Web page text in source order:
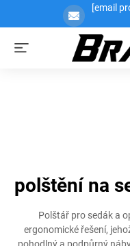
[email
polštění na
Polštář pro sedák a
ergonomické řešení,